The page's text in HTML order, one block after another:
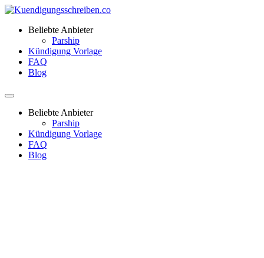
Beliebte Anbieter
Parship
Kündigung Vorlage
FAQ
Blog
Beliebte Anbieter
Parship
Kündigung Vorlage
FAQ
Blog